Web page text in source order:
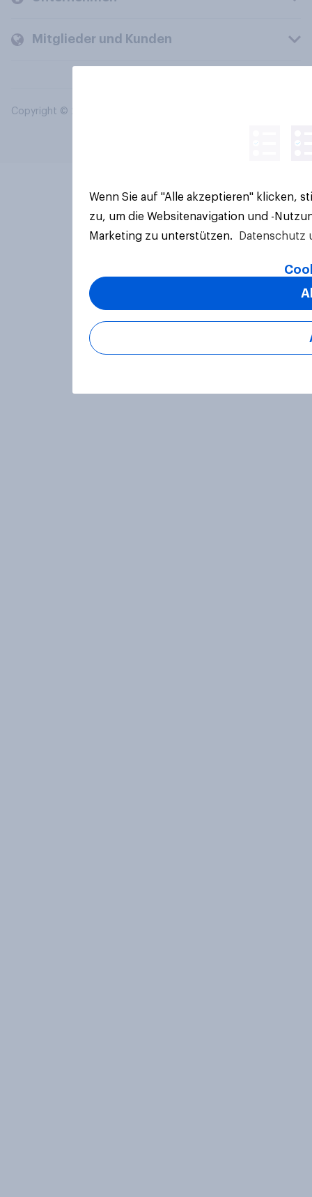
Mitglieder und Kunden
Copyright © 2026 YouGov PLC. Alle Rechte vorbehalten.
Wenn Sie auf "Alle akzeptieren" klicken,
zu, um die Websitenavigation und -
Marketing zu unterstützen.
Datenschutz